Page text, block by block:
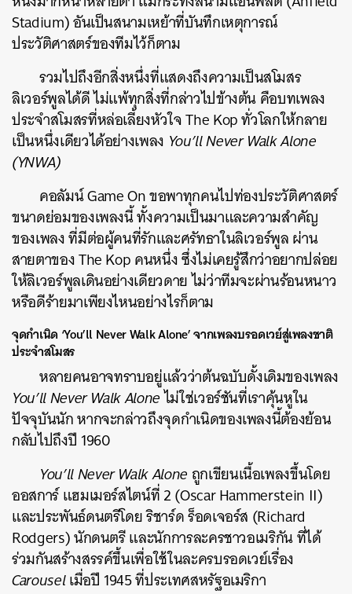
Stadium) อันเป็นสนามเหย้าที่บันทึกเหตุการณ์
ประวัติศาสตร์ของทีมไว้ก็ตาม
รวมไปถึงอีกสิ่งหนึ่งที่แสดงถึงความเป็นสโมสร
ลิเวอร์พูลได้ดี ไม่แพ้ทุกสิ่งที่กล่าวไปข้างต้น คือบทเพลง
ประจำสโมสรที่หล่อเลี้ยงหัวใจ The Kop ทั่วโลกให้กลาย
เป็นหนึ่งเดียวได้อย่างเพลง You’ll Never Walk Alone
(YNWA)
คอลัมน์ Game On ขอพาทุกคนไปท่องประวัติศาสตร์
ขนาดย่อมของเพลงนี้ ทั้งความเป็นมาและความสำคัญ
ของเพลง ที่มีต่อผู้คนที่รักและศรัทธาในลิเวอร์พูล ผ่าน
สายตาของ The Kop คนหนึ่ง ซึ่งไม่เคยรู้สึกว่าอยากปล่อย
ให้ลิเวอร์พูลเดินอย่างเดียวดาย ไม่ว่าทีมจะผ่านร้อนหนาว
หรือดีร้ายมาเพียงไหนอย่างไรก็ตาม
จุดกำเนิด ‘You’ll Never Walk Alone’ จากเพลงบรอดเวย์สู่เพลงชาติ
ประจำสโมสร
หลายคนอาจทราบอยู่แล้วว่าต้นฉบับดั้งเดิมของเพลง
You’ll Never Walk Aloneไม่ใช่เวอร์ชันที่เราคุ้นหูใน
ปัจจุบันนัก หากจะกล่าวถึงจุดกำเนิดของเพลงนี้ต้องย้อน
กลับไปถึงปี 1960
You’ll Never Walk Alone ถูกเขียนเนื้อเพลงขึ้นโดย
ออสการ์ แฮมเมอร์สไตน์ที่ 2 (Oscar Hammerstein II)
และประพันธ์ดนตรีโดย ริชาร์ด ร็อดเจอร์ส (Richard
Rodgers) นักดนตรี และนักการละครชาวอเมริกัน ที่ได้
ร่วมกันสร้างสรรค์ขึ้นเพื่อใช้ในละครบรอดเวย์เรื่อง
Carouselเมื่อปี 1945 ที่ประเทศสหรัฐอเมริกา